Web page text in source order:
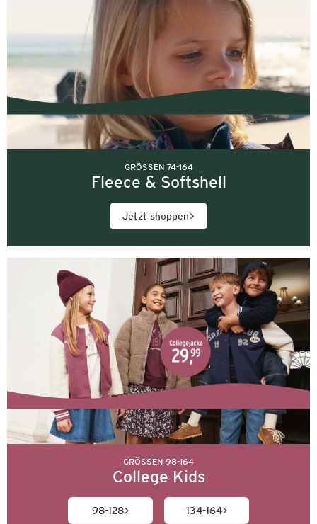
GRÖSSEN 74-164
Fleece & Softshell
Jetzt shoppen
GRÖSSEN 98-164
College Kids
98-128 134-164